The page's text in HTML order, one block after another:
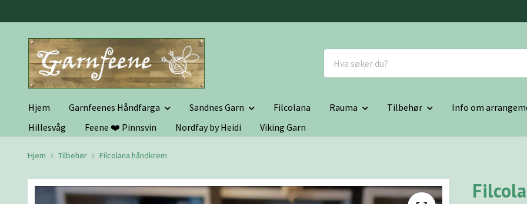
Hjem Garnfeenes Håndfarga Sandnes Garn Filcolana Rauma Tilbehør Info om
Hillesvåg
Feene ❤️ Pinnsvin Nordfay by Heidi Viking Garn
Hjem Tilbehør Filcolana håndkrem